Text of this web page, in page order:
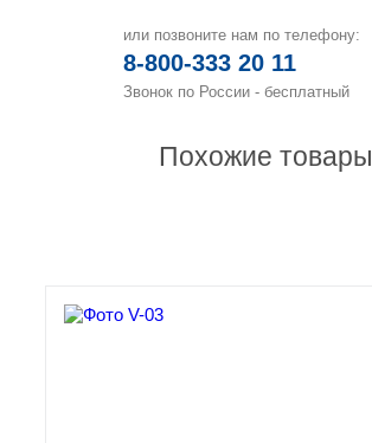
или позвоните нам по телефону:
8-800-333 20 11
Звонок по России - бесплатный
Похожие товары